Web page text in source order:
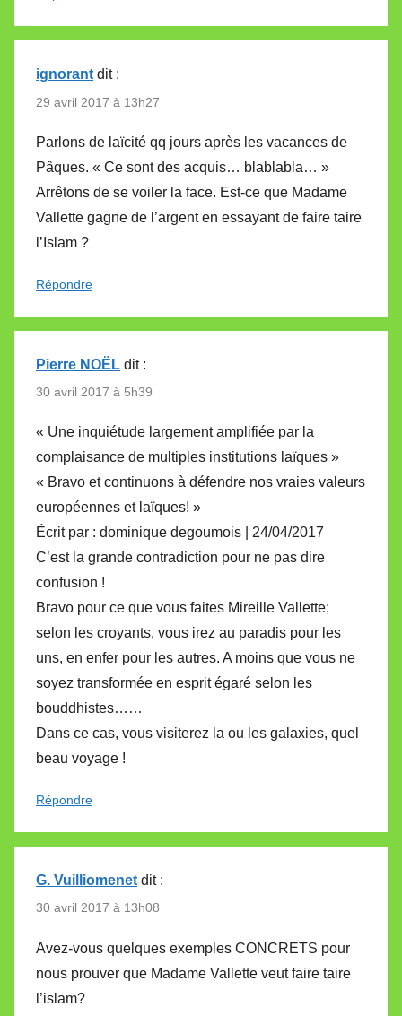
ignorant dit :
29 avril 2017 à 13h27
Parlons de laïcité qq jours après les vacances de
Pâques. « Ce sont des acquis… blablabla… »
Arrêtons de se voiler la face. Est-ce que Madame
Vallette gagne de l’argent en essayant de faire taire
l’Islam ?
Répondre
Pierre NOËL dit :
30 avril 2017 à 5h39
« Une inquiétude largement amplifiée par la
complaisance de multiples institutions laïques »
« Bravo et continuons à défendre nos vraies valeurs
européennes et laïques! »
Écrit par : dominique degoumois | 24/04/2017
C’est la grande contradiction pour ne pas dire
confusion !
Bravo pour ce que vous faites Mireille Vallette;
selon les croyants, vous irez au paradis pour les
uns, en enfer pour les autres. A moins que vous ne
soyez transformée en esprit égaré selon les
bouddhistes……
Dans ce cas, vous visiterez la ou les galaxies, quel
beau voyage !
Répondre
G. Vuilliomenet dit :
30 avril 2017 à 13h08
Avez-vous quelques exemples CONCRETS pour
nous prouver que Madame Vallette veut faire taire
l’islam?